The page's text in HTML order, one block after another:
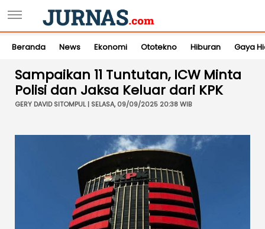
Beranda News Ekonomi Ototekno Hiburan Gaya
Sampaikan 11 Tuntutan, ICW Minta
Polisi dan Jaksa Keluar dari KPK
GERY DAVID SITOMPUL | SELASA, 09/09/2025 20:38 WIB